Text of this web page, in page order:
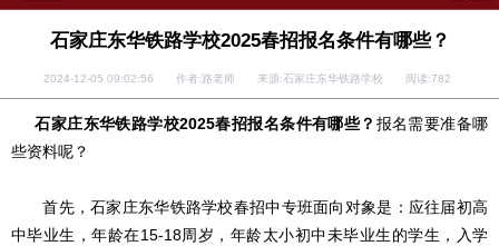
石家庄东华铁路学校2025春招报名条件有哪些？
2024-12-05 09:02:56 作者:路老师 来源:石家庄东华铁路学校 阅读:782
石家庄东华铁路学校2025春招报名条件有哪些？ 报名需要准备哪
些资料呢？
首先，石家庄东华铁路学校春招中专班面向对象是：应往届初高
中毕业生，年龄在15-18周岁，年龄太小初中未毕业生的学生，入学